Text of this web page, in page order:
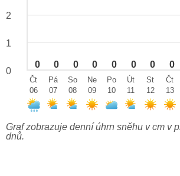
0 0 0 0 0 0 0 0
2
1
0
Čt
06
Pá
07
So
08
Ne
09
Po
10
Út
11
St
12
Čt
13
Graf zobrazuje denní úhrn sněhu v cm v
dnů.